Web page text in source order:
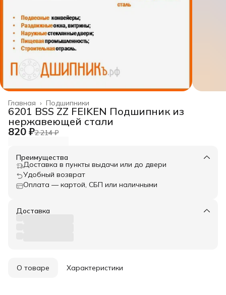
Подшипники
Главная ›
6201 BSS ZZ FEIKEN Подшипник из
нержавеющей стали
820 ₽2 214 ₽
Преимущества
Доставка в пункты выдачи или до двери
Удобный возврат
Оплата — картой, СБП или наличными
Доставка
О товаре Характеристики